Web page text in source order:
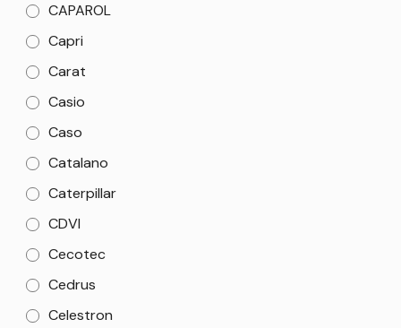
CAPAROL
Capri
Carat
Casio
Caso
Catalano
Caterpillar
CDVI
Cecotec
Cedrus
Celestron